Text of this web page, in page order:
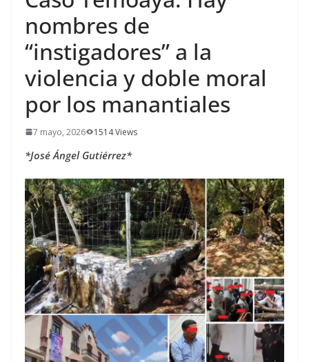
nombres de
“instigadores” a la
violencia y doble moral
por los manantiales
7 mayo, 2026 1514 Views
*José Ángel Gutiérrez*